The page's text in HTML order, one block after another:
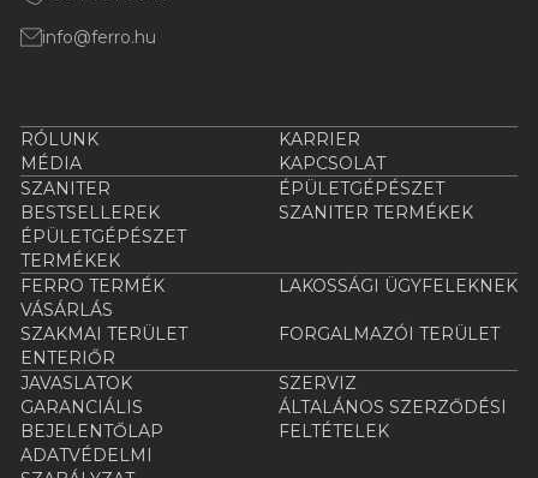
info@ferro.hu
RÓLUNK
KARRIER
MÉDIA
KAPCSOLAT
SZANITER
ÉPÜLETGÉPÉSZET
BESTSELLEREK
SZANITER TERMÉKEK
ÉPÜLETGÉPÉSZET
TERMÉKEK
FERRO TERMÉK
VÁSÁRLÁS
LAKOSSÁGI ÜGYFELEKNEK
SZAKMAI TERÜLET
FORGALMAZÓI TERÜLET
ENTERIŐR
JAVASLATOK
SZERVIZ
GARANCIÁLIS
BEJELENTŐLAP
ÁLTALÁNOS SZERZŐDÉSI
FELTÉTELEK
ADATVÉDELMI